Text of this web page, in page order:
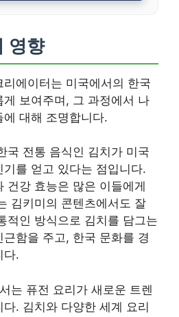
영향
에이터는 미국에서의 한국
보여주며, 그 과정에서 나
대해 조명합니다.
국 전통 음식인 김치가 미국
를 얻고 있다는 점입니다.
건강 효능은 많은 이들에게
김키미의 콘텐츠에서도 잘
적인 방식으로 김치를 담그는
함을 주고, 한국 문화를 경
다.
는 퓨전 요리가 새로운 트렌
다. 김치와 다양한 세계 요리